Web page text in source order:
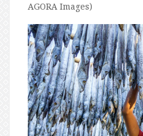
AGORA Images)